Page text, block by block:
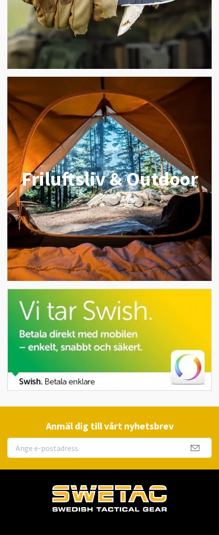
Friluftsliv & Outdoor
Anmäl dig till vårt nyhetsbrev